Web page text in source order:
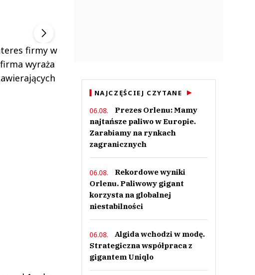
firmy w
wyraża
NAJCZĘŚCIEJ CZYTANE
06.08.
Prezes Orlenu: Mamy
najtańsze paliwo w Europie.
Zarabiamy na rynkach
zagranicznych
06.08.
Rekordowe wyniki
Orlenu. Paliwowy gigant
korzysta na globalnej
niestabilności
06.08.
Algida wchodzi w modę.
Strategiczna współpraca z
gigantem Uniqlo